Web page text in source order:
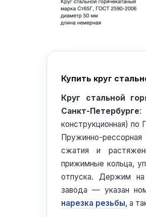
Купить круг
Круг стальной
Санкт-Петербурге:
конструкционная)
Пружинно-
сжатия и
прижимные кольца,
отпуска. Держим
завода — указан
нарезка резьбы, а